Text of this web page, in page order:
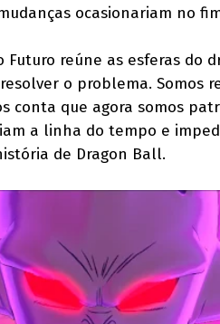
ocasionariam no
Futuro reúne as esferas do
o problema. Somos
conta que agora somos
a linha do tempo e
de Dragon Ball.